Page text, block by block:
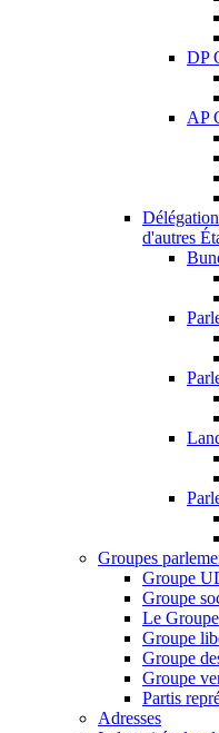
DP
AP
d'autres
Groupes
Groupe
Groupe
Le
Groupe
Groupe
Groupe
Partis
Adresses